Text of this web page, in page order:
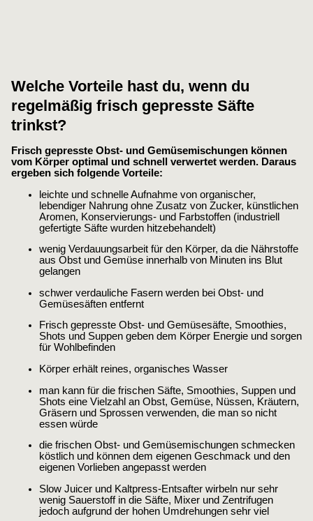
Welche Vorteile hast du, wenn du
regelmäßig frisch gepresste Säfte
trinkst?
Frisch gepresste Obst- und Gemüsemischungen können
vom Körper optimal und schnell verwertet werden. Daraus
ergeben sich folgende Vorteile:
leichte und schnelle Aufnahme von organischer,
lebendiger Nahrung ohne Zusatz von Zucker, künstlichen
Aromen, Konservierungs- und Farbstoffen (industriell
gefertigte Säfte wurden hitzebehandelt)
wenig Verdauungsarbeit für den Körper, da die Nährstoffe
aus Obst und Gemüse innerhalb von Minuten ins Blut
gelangen
schwer verdauliche Fasern werden bei Obst- und
Gemüsesäften entfernt
Frisch gepresste Obst- und Gemüsesäfte, Smoothies,
Shots und Suppen geben dem Körper Energie und sorgen
für Wohlbefinden
Körper erhält reines, organisches Wasser
man kann für die frischen Säfte, Smoothies, Suppen und
Shots eine Vielzahl an Obst, Gemüse, Nüssen, Kräutern,
Gräsern und Sprossen verwenden, die man so nicht
essen würde
die frischen Obst- und Gemüsemischungen schmecken
köstlich und können dem eigenen Geschmack und den
eigenen Vorlieben angepasst werden
Slow Juicer und Kaltpress-Entsafter wirbeln nur sehr
wenig Sauerstoff in die Säfte, Mixer und Zentrifugen
jedoch aufgrund der hohen Umdrehungen sehr viel